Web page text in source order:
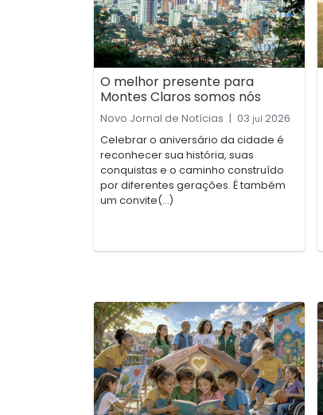
O melhor presente para
Montes Claros somos nós
Novo Jornal de Notícias | 03 jul 2026
Celebrar o aniversário da cidade é
reconhecer sua história, suas
conquistas e o caminho construído
por diferentes gerações. É também
um convite(...)